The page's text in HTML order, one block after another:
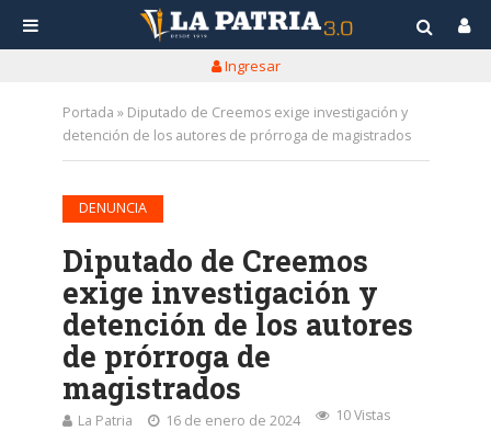
Ingresar
Portada » Diputado de Creemos exige investigación y
detención de los autores de prórroga de magistrados
DENUNCIA
Diputado de Creemos
exige investigación y
detención de los autores
de prórroga de
magistrados
La Patria 16 de enero de 2024 10 Vistas